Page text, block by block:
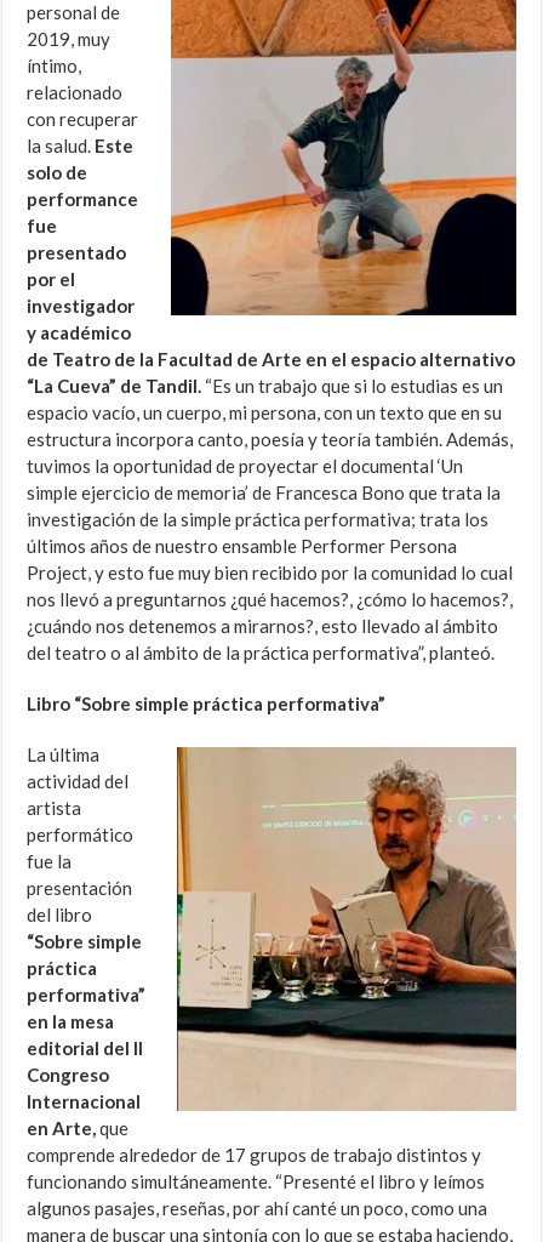
personal de
2019, muy
íntimo,
relacionado
con recuperar
la salud. Este
solo de
performance
fue
presentado
por el
investigador
y académico
de Teatro de la Facultad de Arte en el espacio alternativo
“La Cueva” de Tandil. “Es un trabajo que si lo estudias es un
espacio vacío, un cuerpo, mi persona, con un texto que en su
estructura incorpora canto, poesía y teoría también. Además,
tuvimos la oportunidad de proyectar el documental ‘Un
simple ejercicio de memoria’ de Francesca Bono que trata la
investigación de la simple práctica performativa; trata los
últimos años de nuestro ensamble Performer Persona
Project, y esto fue muy bien recibido por la comunidad lo cual
nos llevó a preguntarnos ¿qué hacemos?, ¿cómo lo hacemos?,
¿cuándo nos detenemos a mirarnos?, esto llevado al ámbito
del teatro o al ámbito de la práctica performativa”, planteó.
Libro “Sobre simple práctica performativa”
La última
actividad del
artista
performático
fue la
presentación
del libro
“Sobre simple
práctica
performativa”
en la mesa
editorial del II
Congreso
Internacional
en Arte,que
comprende alrededor de 17 grupos de trabajo distintos y
funcionando simultáneamente. “Presenté el libro y leímos
algunos pasajes, reseñas, por ahí canté un poco, como una
manera de buscar una sintonía con lo que se estaba haciendo,